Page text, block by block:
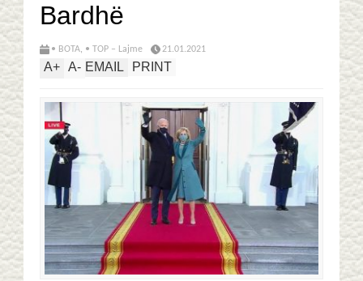
Bardhë
• BOTA, • TOP – Lajme 21.01.2021
A+ A- EMAIL PRINT